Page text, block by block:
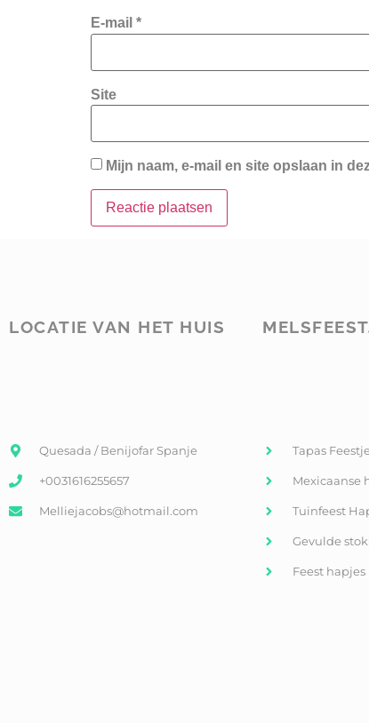
E-mail *
Site
Mijn naam, e-mail en site opslaan in
LOCATIE VAN HET HUIS
Quesada / Benijofar Spanje
+0031616255657
Melliejacobs@hotmail.com
Tapas Feestje
Mexicaanse
Tuinfeest
Gevulde
Feest hapjes